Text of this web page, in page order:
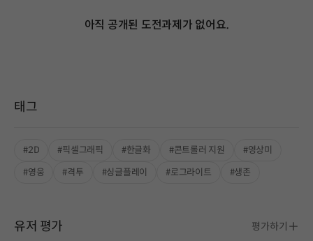
아직 공개된 도전과제가 없어요.
태그
#2D #픽셀그래픽 #한글화 #콘트롤러 지원
#영상미
#영웅
#격투 #싱글플레이 #로그라이트 #생존
유저 평가 평가하기